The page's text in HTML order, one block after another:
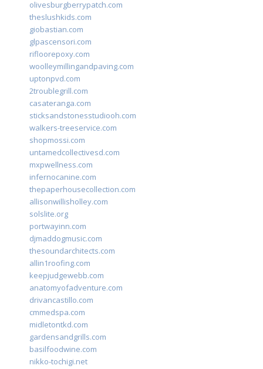
olivesburgberrypatch.com
theslushkids.com
giobastian.com
glpascensori.com
rifloorepoxy.com
woolleymillingandpaving.com
uptonpvd.com
2troublegrill.com
casateranga.com
sticksandstonesstudiooh.com
walkers-treeservice.com
shopmossi.com
untamedcollectivesd.com
mxpwellness.com
infernocanine.com
thepaperhousecollection.com
allisonwillisholley.com
solslite.org
portwayinn.com
djmaddogmusic.com
thesoundarchitects.com
allin1roofing.com
keepjudgewebb.com
anatomyofadventure.com
drivancastillo.com
cmmedspa.com
midletontkd.com
gardensandgrills.com
basilfoodwine.com
nikko-tochigi.net